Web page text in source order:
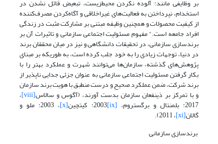
بر وظایفی مانند: آلوده ‌نکردن محیط‌زیست، تبعیض قائل نشدن در
استخدام، نپرداختن به فعالیت‌های غیراخلاقی و آگاه‌کردن مصرف‌کننده
از کیفیت محصولات و همچنین وظیفه‌ مبتنی بر مشارکت مثبت در زندگی
افراد جامعه است." مفهوم مسئولیت اجتماعی سازمانی و تاثیرات آن بر
برندسازی سازمانی، در تحقیقات دانشگاهی و نیز در میان محققان برند
در دنیا، توجهات زیادی را به خود جلب کرده است، به طوریکه بر مبنای
پژوهش‌های گذشته، سازمان‌ها می‌توانند شهرت و عملکرد بهتر را با
بکار گرفتن مسئولیت اجتماعی سازمانی به عنوان جزئی جدایی ناپذیر از
برند شرکت، ضمن عملکرد صحیح و درست منطبق با هویت برند سازمان
و با تمرکز بر ذینفعان سازمان بدست آورند، (آگوس و سالاس[viii] ،
2017: بلمنتال و برگستروم، [ix] 2003: کیتچین [x] ، 2003: ملو و
گالان[xi]
، 2011).
برندسازی سازمانی